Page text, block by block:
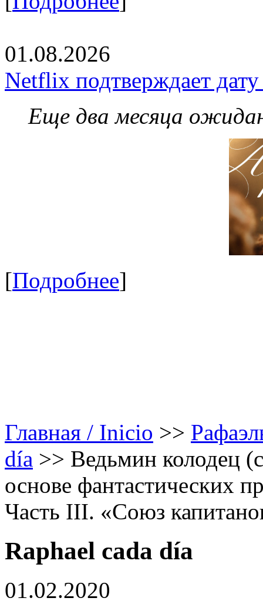
01.08.2026
Netflix подтверждает
Еще два месяца
[Подробнее]
Главная / Inicio >>
día >> Ведьмин колодец
основе фантастических
Часть III. «Союз
Raphael cada día
01.02.2020